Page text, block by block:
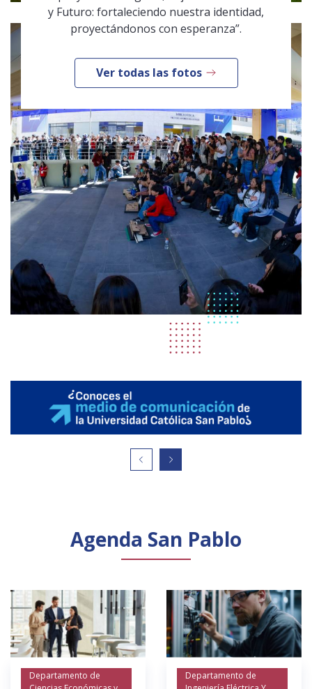
y Futuro: fortaleciendo nuestra identidad,
proyectándonos con esperanza”.
Ver todas las fotos
Agenda San Pablo
Departamento de
Departamento de